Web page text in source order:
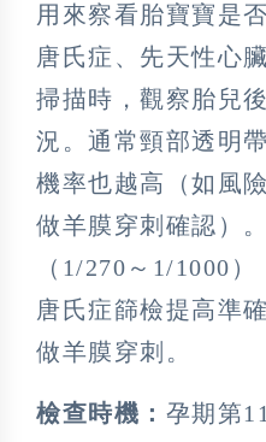
用來察看胎寶寶是
唐氏症、先天性心
掃描時，觀察胎兒
況。通常頸部透明
機率也越高（如風
做羊膜穿刺確認）
（1/270～1/1000
唐氏症篩檢提高準
做羊膜穿刺。
檢查時機： 孕期第